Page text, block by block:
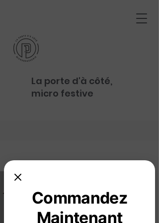
La porte d'à côté,
micro festive
Commandez
Maintenant